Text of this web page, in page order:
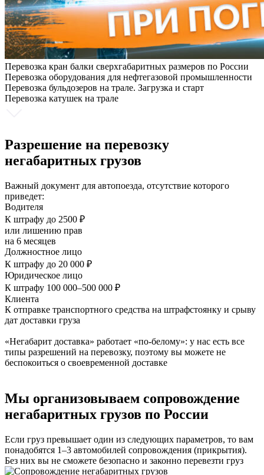
Перевозка кран балки сверхгабаритных размеров по России
Перевозка оборудования для нефтегазовой промышленности
Перевозка бульдозеров на трале. Загрузка и старт
Перевозка катушек на трале
Разрешение на перевозку
негабаритных грузов
Важный документ для автопоезда, отсутствие которого
приведет:
Водителя
К штрафу до 2500 ₽
или лишению прав
на 6 месяцев
Должностное лицо
К штрафу до 20 000 ₽
Юридическое лицо
К штрафу 100 000–500 000 ₽
Клиента
К отправке транспортного средства на штрафстоянку и срыву
дат доставки груза
«Негабарит доставка» работает «по-белому»: у нас есть все
типы разрешений на перевозку, поэтому вы можете не
беспокоиться о своевременной доставке
Мы организовываем сопровождение
негабаритных грузов по России
Если груз превышает один из следующих параметров, то вам
понадобятся 1–3 автомобилей сопровождения (прикрытия).
Без них вы не сможете безопасно и законно перевезти груз